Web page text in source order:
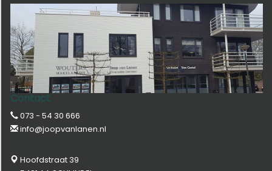
Contact
073 - 54 30 666
info@joopvanlanen.nl
Hoofdstraat 39